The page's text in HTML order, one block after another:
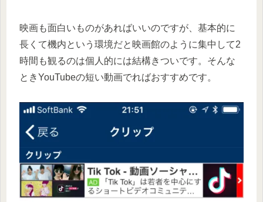
映画も面白いものがあればいいのですが、基本的に
長くて機内という環境だと映画館のように集中して2
時間も観るのは個人的には結構きついです。そんな
ときYouTubeの短い動画でればおすすめです。